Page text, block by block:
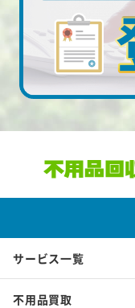
サービス一覧
不用品買取